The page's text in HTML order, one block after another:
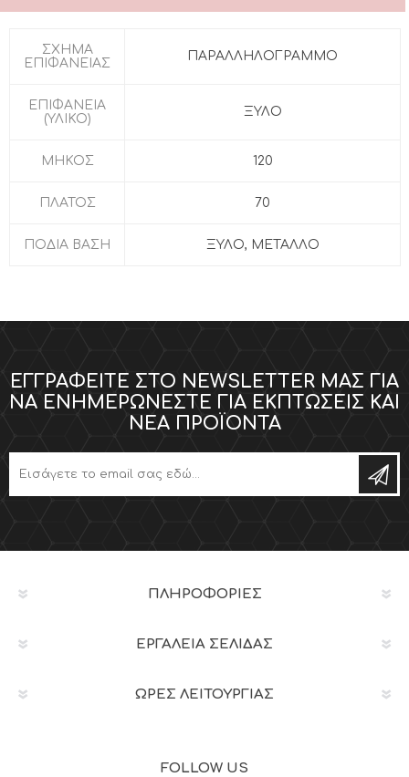
ΣΧΗΜΑ
ΕΠΙΦΑΝΕΙΑΣ
ΠΑΡΑΛΛΗΛΟΓΡΑΜΜΟ
ΕΠΙΦΑΝΕΙΑ
(ΥΛΙΚΟ)
ΞΥΛΟ
ΜΗΚΟΣ 120
ΠΛΑΤΟΣ 70
ΠΟΔΙΑ ΒΑΣΗ ΞΥΛΟ, MΕΤΑΛΛΟ
ΕΓΓΡΑΦΕΊΤΕ ΣΤΟ NEWSLETTER ΜΑΣ ΓΙΑ
ΝΑ ΕΝΗΜΕΡΏΝΕΣΤΕ ΓΙΑ ΕΚΠΤΏΣΕΙΣ ΚΑΙ
ΝΈΑ ΠΡΟΪΌΝΤΑ
ΠΛΗΡΟΦΟΡΊΕΣ
ΕΡΓΑΛΕΊΑ ΣΕΛΊΔΑΣ
ΩΡΕΣ ΛΕΙΤΟΥΡΓΙΑΣ
FOLLOW US